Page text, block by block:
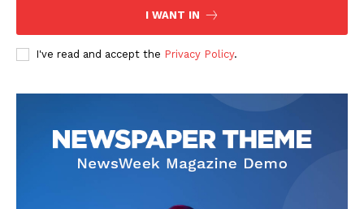
I WANT IN
I've read and accept the Privacy Policy.